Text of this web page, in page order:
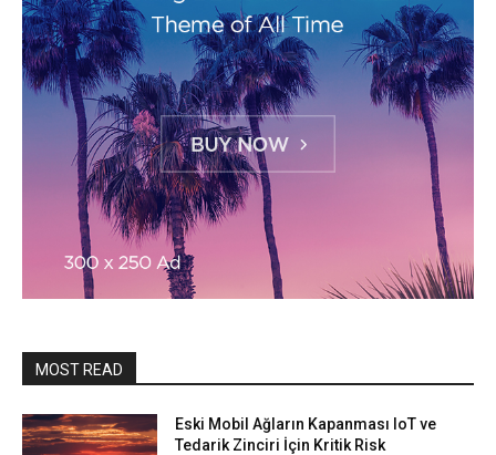
MOST READ
Eski Mobil Ağların Kapanması IoT ve
Tedarik Zinciri İçin Kritik Risk